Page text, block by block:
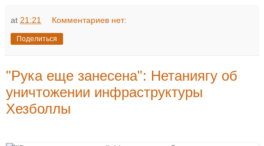
at 21:21 Комментариев нет:
Поделиться
"Рука еще занесена": Нетаниягу об
уничтожении инфраструктуры
Хезболлы